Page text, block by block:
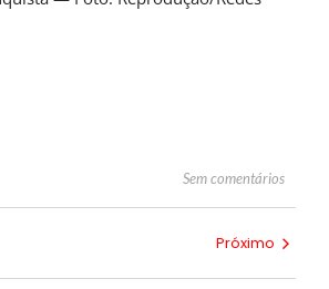
Sem comentários
Próximo